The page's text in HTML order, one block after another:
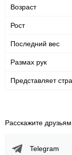
Возраст
Рост
Последний вес
Размах рук
Представляет
Расскажите друзьям
Telegram